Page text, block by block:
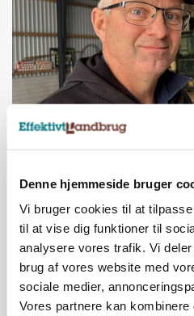
Denne hjemmeside bruger
Vi bruger cookies til at
til at vise dig funktioner til
analysere vores trafik. Vi
brug af vores website med
sociale medier,
Vores partnere kan
»Nu stopper I«:
gødskningslov
POLITIK
Folketinget behandler ny
kan den ændre din bedrift